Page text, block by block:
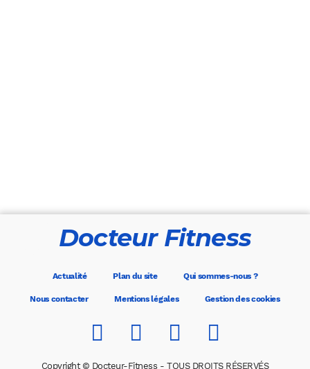
Docteur Fitness
Actualité Plan du site Qui sommes-nous ?
Nous contacter Mentions légales Gestion des cookies
Copyright © Docteur-Fitness - TOUS DROITS RÉSERVÉS